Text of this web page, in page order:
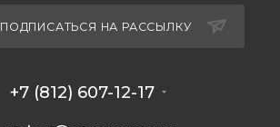
ПОДПИСАТЬСЯ НА РАССЫЛКУ
+7 (812) 607-12-17